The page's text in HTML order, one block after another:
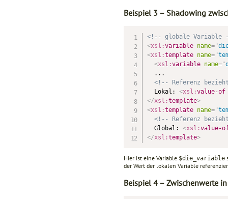
Beispiel 3 – Shadowing
<!-- globale Variable
<xsl:variable name="
<xsl:template name="
<xsl:variable name="
  ...
<!-- Referenz
  Lokal:
<xsl:value-of
</xsl:template>
<xsl:template name="
<!-- Referenz
  Global:
<xsl:value-
</xsl:template>
Hier ist eine Variable $die_variable
der Wert der lokalen Variable
Beispiel 4 – Zwischenwerte